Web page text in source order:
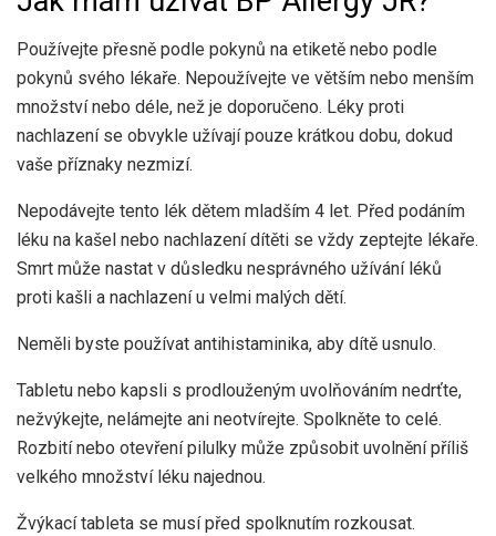
Používejte přesně podle pokynů na etiketě nebo podle
pokynů svého lékaře. Nepoužívejte ve větším nebo menším
množství nebo déle, než je doporučeno. Léky proti
nachlazení se obvykle užívají pouze krátkou dobu, dokud
vaše příznaky nezmizí.
Nepodávejte tento lék dětem mladším 4 let. Před podáním
léku na kašel nebo nachlazení dítěti se vždy zeptejte lékaře.
Smrt může nastat v důsledku nesprávného užívání léků
proti kašli a nachlazení u velmi malých dětí.
Neměli byste používat antihistaminika, aby dítě usnulo.
Tabletu nebo kapsli s prodlouženým uvolňováním nedrťte,
nežvýkejte, nelámejte ani neotvírejte. Spolkněte to celé.
Rozbití nebo otevření pilulky může způsobit uvolnění příliš
velkého množství léku najednou.
Žvýkací tableta se musí před spolknutím rozkousat.